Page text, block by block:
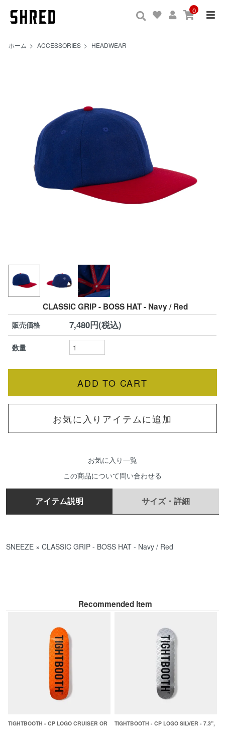
0
ホーム > ACCESSORIES > HEADWEAR
CLASSIC GRIP - BOSS HAT - Navy / Red
販売価格 7,480円(税込)
数量
お気に入りアイテムに追加
お気に入り一覧
この商品について問い合わせる
アイテム説明 サイズ・詳細
SNEEZE × CLASSIC GRIP - BOSS HAT - Navy / Red
Recommended Item
TIGHTBOOTH - CP LOGO CRUISER OR
TIGHTBOOTH - CP LOGO SILVER - 7.3”,